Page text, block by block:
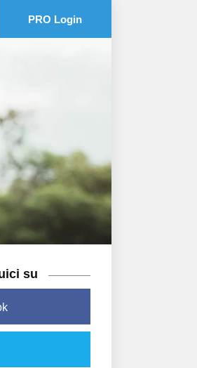
PRO Login
su